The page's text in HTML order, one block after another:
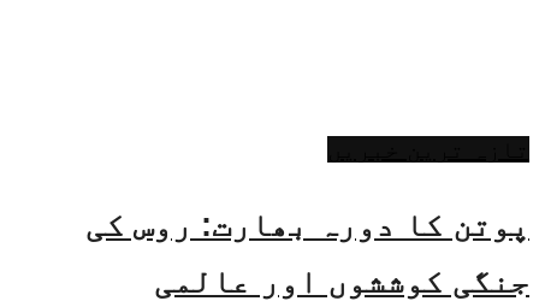
پوتن کا دورہ بھارت: روس کی
جنگی کوششوں اور عالمی